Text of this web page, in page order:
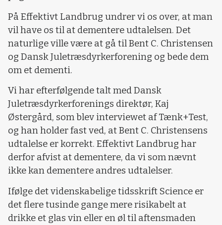
På Effektivt Landbrug undrer vi os over, at man
vil have os til at dementere udtalelsen. Det
naturlige ville være at gå til Bent C. Christensen
og Dansk Juletræsdyrkerforening og bede dem
om et dementi.
Vi har efterfølgende talt med Dansk
Juletræsdyrkerforenings direktør, Kaj
Østergård, som blev interviewet af Tænk+Test,
og han holder fast ved, at Bent C. Christensens
udtalelse er korrekt. Effektivt Landbrug har
derfor afvist at dementere, da vi som nævnt
ikke kan dementere andres udtalelser.
Ifølge det videnskabelige tidsskrift Science er
det flere tusinde gange mere risikabelt at
drikke et glas vin eller en øl til aftensmaden